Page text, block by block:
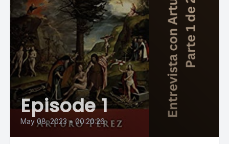
Episode 1
May 08, 2023 • 00:20:26